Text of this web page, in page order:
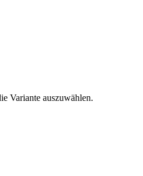
Variante auszuwählen.